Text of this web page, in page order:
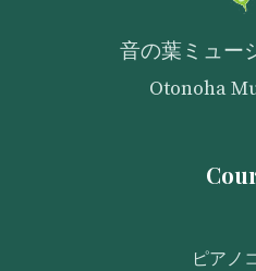
音の葉ミュー
Otonoha
ピアノ